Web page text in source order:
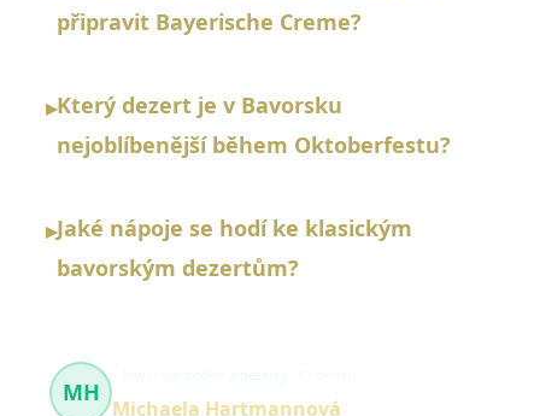
připravit Bayerische Creme?
▸Který dezert je v Bavorsku
nejoblíbenější během Oktoberfestu?
▸Jaké nápoje se hodí ke klasickým
bavorským dezertům?
MH
Michaela Hartmannová